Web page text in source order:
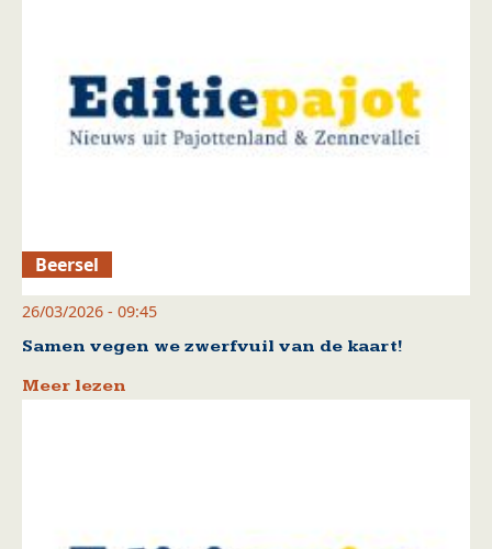
Beersel
26/03/2026 - 09:45
Samen vegen we zwerfvuil van de kaart!
Meer lezen